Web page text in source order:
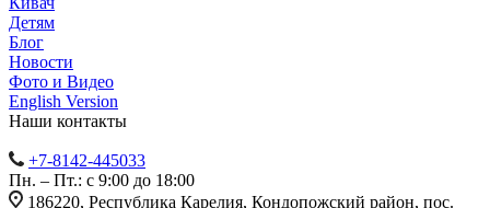
Детям
Блог
Новости
Фото и Видео
English Version
Наши контакты
+7-8142-445033
Пн. – Пт.: с 9:00 до 18:00
186220, Республика Карелия, Кондопожский район, пос.